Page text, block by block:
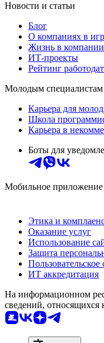
Новости и статьи
Блог
О компаниях в
Жизнь в компании
ИТ-проекты
Рейтинг
Молодым специалистам
Карьера для
Школа
Карьера в
Боты для
Мобильное приложение
Этика и
Оказание услуг
Использование
Защита
Пользовательское
ИТ аккредитация
На информационном
сведений, относящихся